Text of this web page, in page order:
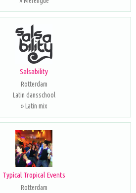
Salsability
Rotterdam
Latin dansschool
» Latin mix
Typical Tropical Events
Rotterdam